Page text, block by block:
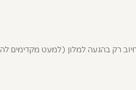
רק בהגעה למלון (למעט מקדימים